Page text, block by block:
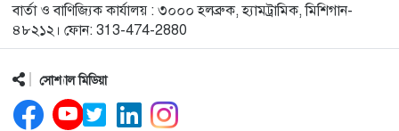
যুক্তরাষ্ট্রকে ছাড়ে বাধ্য করতে কোন কৌশলে ওয়াশিংটনের ওপর
চাপ বাড়াচ্ছে ইরান
১৫
ওয়ান
১৬
বার্তা ও বাণিজ্যিক কার্যালয় : ৩০০০ হলব্রুক, হ্যামট্রামিক, মিশিগান-
৪৮২১২। ফোন: 313-474-2880
সোশ্যাল মিডিয়া